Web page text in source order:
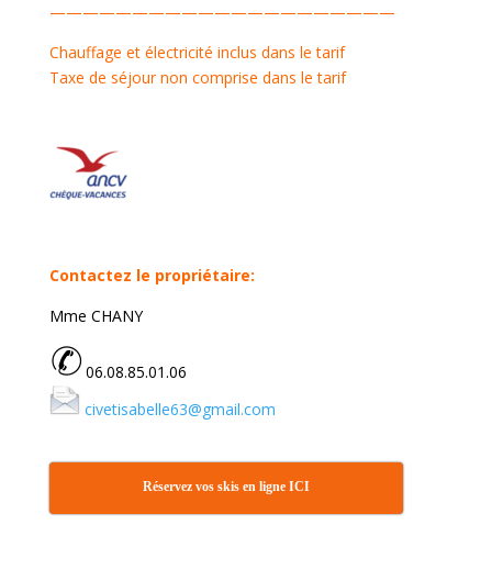
—————————————————————
Chauffage et électricité inclus dans le tarif
Taxe de séjour non comprise dans le tarif
Contactez le propriétaire:
Mme CHANY
06.08.85.01.06
civetisabelle63@gmail.com
Réservez vos skis en ligne ICI